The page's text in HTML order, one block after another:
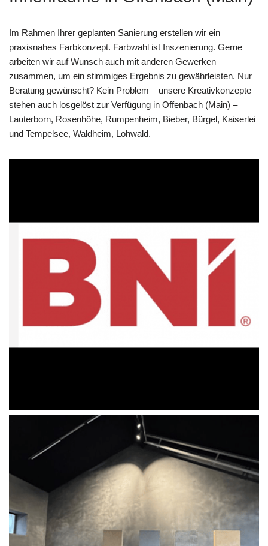
Im Rahmen Ihrer geplanten Sanierung erstellen wir ein
praxisnahes Farbkonzept. Farbwahl ist Inszenierung. Gerne
arbeiten wir auf Wunsch auch mit anderen Gewerken
zusammen, um ein stimmiges Ergebnis zu gewährleisten. Nur
Beratung gewünscht? Kein Problem – unsere Kreativkonzepte
stehen auch losgelöst zur Verfügung in Offenbach (Main) –
Lauterborn, Rosenhöhe, Rumpenheim, Bieber, Bürgel, Kaiserlei
und Tempelsee, Waldheim, Lohwald.